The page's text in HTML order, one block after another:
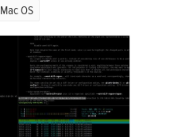
Mac OS